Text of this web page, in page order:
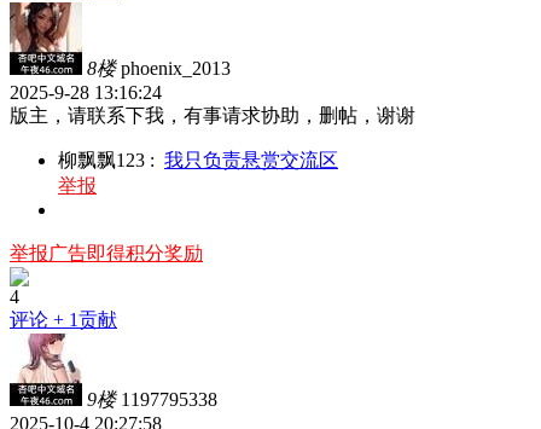
8楼 phoenix_2013
2025-9-28 13:16:24
版主，请联系下我，有事请求协助，删帖，谢谢
柳飘飘123 : 我只负责悬赏交流区
举报
举报广告即得积分奖励
4
评论 + 1贡献
9楼 1197795338
2025-10-4 20:27:58